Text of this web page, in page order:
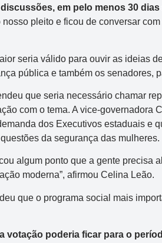
em pelo menos 30
pleito e ficou de conversar
seria válido para ouvir as ideias
pública e também os senadores,
que seria necessário chamar
com o tema. A vice-governadora
dos Executivos estaduais e
da segurança das mulheres.
algum ponto que a gente precisa
moderna”, afirmou Celina Leão.
que o programa social mais
votação poderia ficar para o